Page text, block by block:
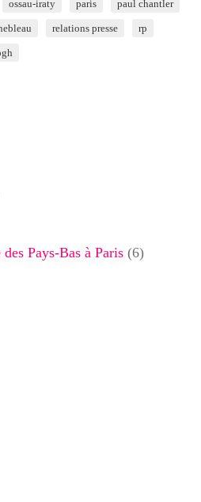
ossau-iraty paris paul chantler
relations presse rp
Pays-Bas à Paris (6)